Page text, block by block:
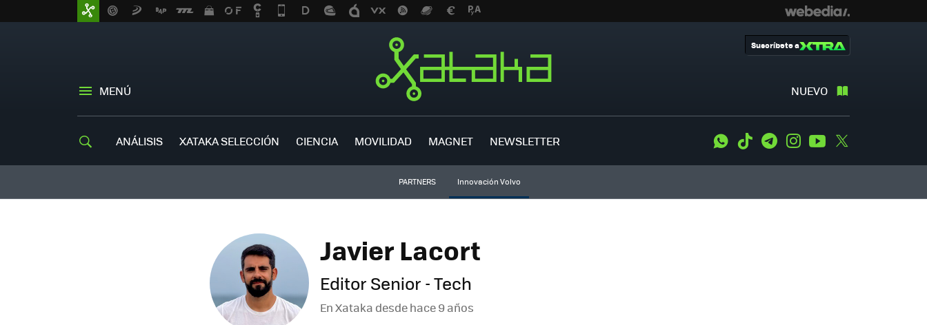
MENÚ NUEVO
Suscríbete a
ANÁLISIS XATAKA SELECCIÓN CIENCIA MOVILIDAD MAGNET NEWSLETTER WhatsApp
Tiktok TelegramInstagramYoutube
PARTNERS Innovación Volvo
Javier Lacort
Editor Senior - Tech
En Xataka desdehace 9 años